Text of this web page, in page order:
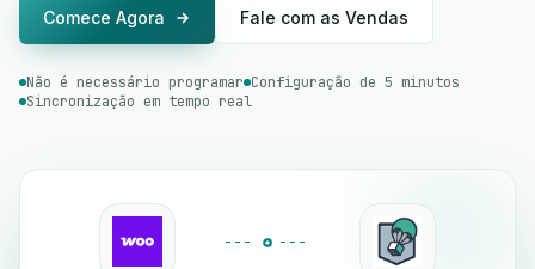
Comece Agora Fale com as Vendas
Não é necessário programar Configuração de 5 minutos
Sincronização em tempo real